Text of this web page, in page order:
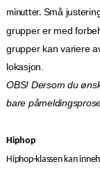
minutter. Små
grupper er med
grupper kan variere
lokasjon.
OBS! Dersom du
bare
Hiphop
Hiphop-klassen kan